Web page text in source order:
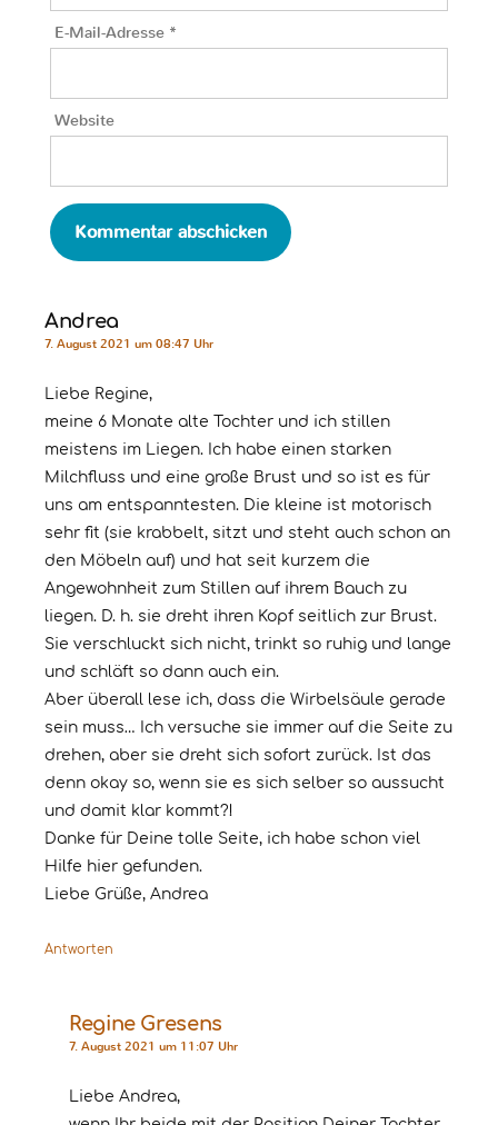
E-Mail-Adresse *
Website
Andrea
7. August 2021 um 08:47 Uhr
Liebe Regine,
meine 6 Monate alte Tochter und ich stillen
meistens im Liegen. Ich habe einen starken
Milchfluss und eine große Brust und so ist es für
uns am entspanntesten. Die kleine ist motorisch
sehr fit (sie krabbelt, sitzt und steht auch schon an
den Möbeln auf) und hat seit kurzem die
Angewohnheit zum Stillen auf ihrem Bauch zu
liegen. D. h. sie dreht ihren Kopf seitlich zur Brust.
Sie verschluckt sich nicht, trinkt so ruhig und lange
und schläft so dann auch ein.
Aber überall lese ich, dass die Wirbelsäule gerade
sein muss… Ich versuche sie immer auf die Seite zu
drehen, aber sie dreht sich sofort zurück. Ist das
denn okay so, wenn sie es sich selber so aussucht
und damit klar kommt?!
Danke für Deine tolle Seite, ich habe schon viel
Hilfe hier gefunden.
Liebe Grüße, Andrea
Antworten
Regine Gresens
7. August 2021 um 11:07 Uhr
Liebe Andrea,